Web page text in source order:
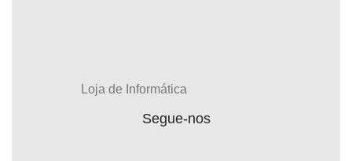
Loja de Informática
Segue-nos